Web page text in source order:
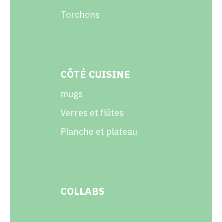
Torchons
CÔTÉ CUISINE
mugs
Verres et flûtes
Planche et plateau
COLLABS